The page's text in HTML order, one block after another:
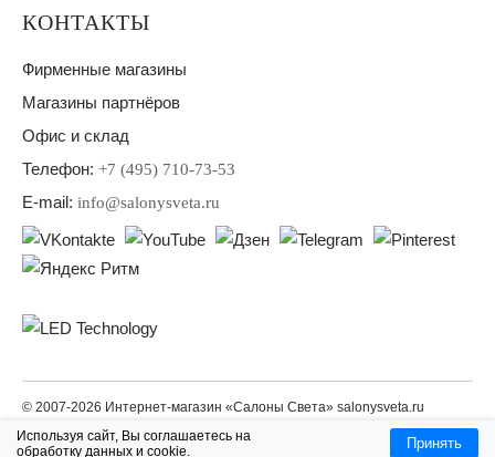
КОНТАКТЫ
Фирменные магазины
Магазины партнёров
Офис и склад
Телефон: +7 (495) 710-73-53
E-mail: info@salonysveta.ru
© 2007-2026 Интернет-магазин «Салоны Света» salonysveta.ru
LED TECHNOLOGY — светодиодное освещение для дома и офисаПринять
Используя сайт, Вы соглашаетесь на
обработку данных и cookie.